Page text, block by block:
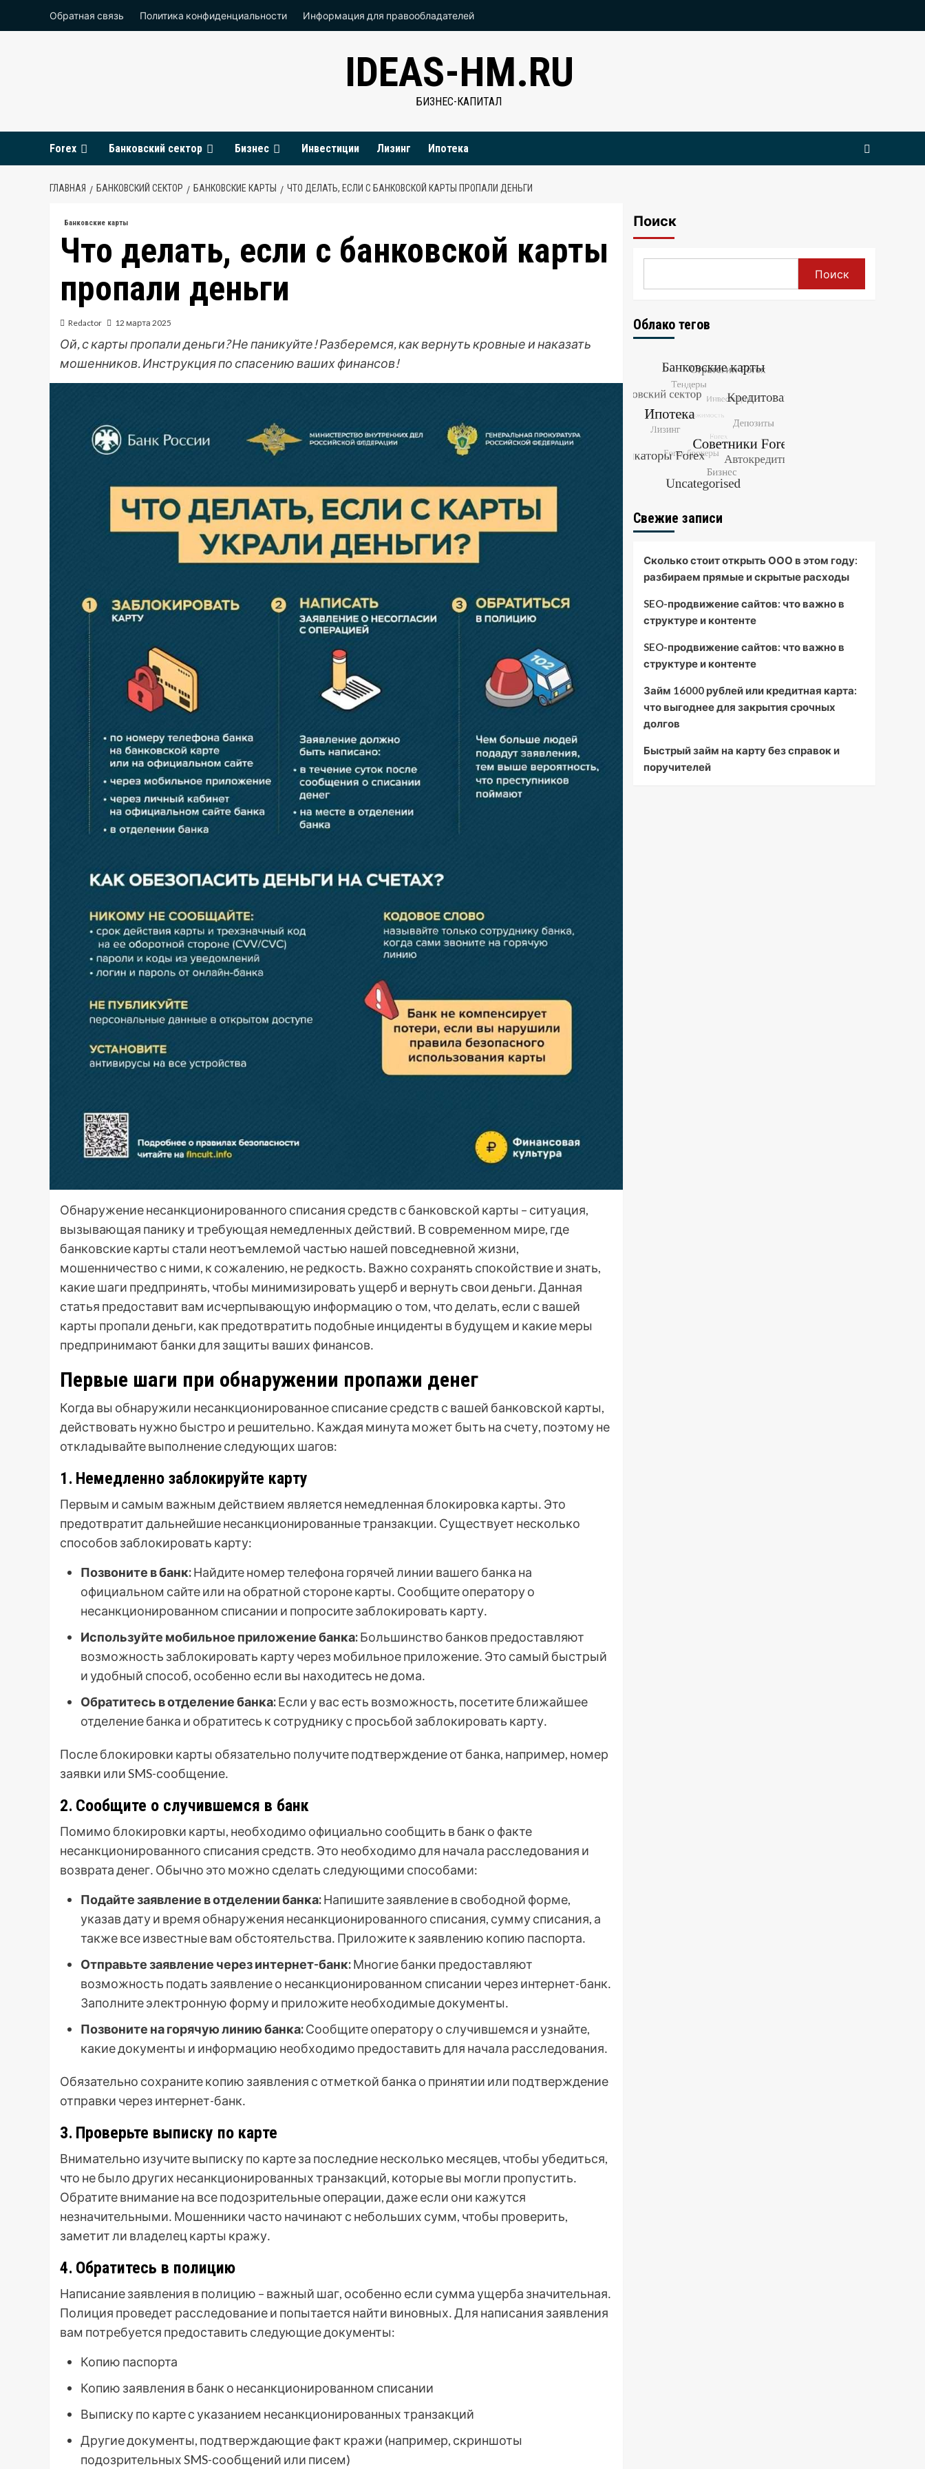
Обратная связь Политика конфиденциальности Информация для правообладателей
IDEAS-HM.RU
БИЗНЕС-КАПИТАЛ
Forex Банковский сектор Бизнес Инвестиции Лизинг Ипотека
ГЛАВНАЯ БАНКОВСКИЙ СЕКТОР БАНКОВСКИЕ КАРТЫ ЧТО ДЕЛАТЬ, ЕСЛИ С БАНКОВСКОЙ КАРТЫ ПРОПАЛИ ДЕНЬГИ
Банковские карты
Что делать, если с банковской карты
пропали деньги
Redactor 12 марта 2025
Ой, с карты пропали деньги? Не паникуйте! Разберемся, как вернуть кровные и наказать
мошенников. Инструкция по спасению ваших финансов!
Обнаружение несанкционированного списания средств с банковской карты – ситуация,
вызывающая панику и требующая немедленных действий․ В современном мире, где
банковские карты стали неотъемлемой частью нашей повседневной жизни,
мошенничество с ними, к сожалению, не редкость․ Важно сохранять спокойствие и знать,
какие шаги предпринять, чтобы минимизировать ущерб и вернуть свои деньги․ Данная
статья предоставит вам исчерпывающую информацию о том, что делать, если с вашей
карты пропали деньги, как предотвратить подобные инциденты в будущем и какие меры
предпринимают банки для защиты ваших финансов․
Первые шаги при обнаружении пропажи денег
Когда вы обнаружили несанкционированное списание средств с вашей банковской карты,
действовать нужно быстро и решительно․ Каждая минута может быть на счету, поэтому не
откладывайте выполнение следующих шагов:
1․ Немедленно заблокируйте карту
Первым и самым важным действием является немедленная блокировка карты․ Это
предотвратит дальнейшие несанкционированные транзакции․ Существует несколько
способов заблокировать карту:
Позвоните в банк:Найдите номер телефона горячей линии вашего банка на
официальном сайте или на обратной стороне карты․ Сообщите оператору о
несанкционированном списании и попросите заблокировать карту․
Используйте мобильное приложение банка:Большинство банков предоставляют
возможность заблокировать карту через мобильное приложение․ Это самый быстрый
и удобный способ, особенно если вы находитесь не дома․
Обратитесь в отделение банка:Если у вас есть возможность, посетите ближайшее
отделение банка и обратитесь к сотруднику с просьбой заблокировать карту․
После блокировки карты обязательно получите подтверждение от банка, например, номер
заявки или SMS-сообщение․
2․ Сообщите о случившемся в банк
Помимо блокировки карты, необходимо официально сообщить в банк о факте
несанкционированного списания средств․ Это необходимо для начала расследования и
возврата денег․ Обычно это можно сделать следующими способами:
Подайте заявление в отделении банка:Напишите заявление в свободной форме,
указав дату и время обнаружения несанкционированного списания, сумму списания, а
также все известные вам обстоятельства․ Приложите к заявлению копию паспорта․
Отправьте заявление через интернет-банк:Многие банки предоставляют
возможность подать заявление о несанкционированном списании через интернет-банк․
Заполните электронную форму и приложите необходимые документы․
Позвоните на горячую линию банка:Сообщите оператору о случившемся и узнайте,
какие документы и информацию необходимо предоставить для начала расследования․
Обязательно сохраните копию заявления с отметкой банка о принятии или подтверждение
отправки через интернет-банк․
3․ Проверьте выписку по карте
Внимательно изучите выписку по карте за последние несколько месяцев, чтобы убедиться,
что не было других несанкционированных транзакций, которые вы могли пропустить․
Обратите внимание на все подозрительные операции, даже если они кажутся
незначительными․ Мошенники часто начинают с небольших сумм, чтобы проверить,
заметит ли владелец карты кражу․
4․ Обратитесь в полицию
Написание заявления в полицию – важный шаг, особенно если сумма ущерба значительная․
Полиция проведет расследование и попытается найти виновных․ Для написания заявления
вам потребуется предоставить следующие документы:
Копию паспорта
Копию заявления в банк о несанкционированном списании
Выписку по карте с указанием несанкционированных транзакций
Другие документы, подтверждающие факт кражи (например, скриншоты
подозрительных SMS-сообщений или писем)
Поиск
Поиск
Облако тегов
Свежие записи
Сколько стоит открыть ООО в этом году:
разбираем прямые и скрытые расходы
SEO-продвижение сайтов: что важно в
структуре и контенте
SEO-продвижение сайтов: что важно в
структуре и контенте
Займ 16000 рублей или кредитная карта:
что выгоднее для закрытия срочных
долгов
Быстрый займ на карту без справок и
поручителей